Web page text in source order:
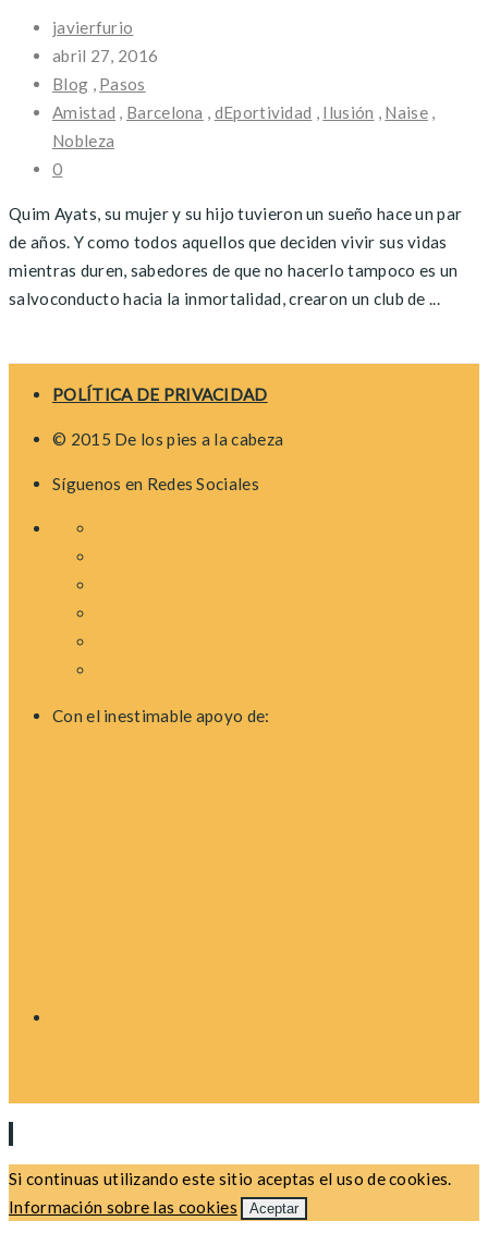
javierfurio
abril 27, 2016
Blog , Pasos
Amistad , Barcelona , dEportividad , Ilusión , Naise,
Nobleza
0
Quim Ayats, su mujer y su hijo tuvieron un sueño hace un par
de años. Y como todos aquellos que deciden vivir sus vidas
mientras duren, sabedores de que no hacerlo tampoco es un
salvoconducto hacia la inmortalidad, crearon un club de ...
navigation
POLÍTICA DE PRIVACIDAD
© 2015 De los pies a la cabeza
Síguenos en Redes Sociales
Con el inestimable apoyo de:
Si continuas utilizando este sitio aceptas el uso de cookies.
Información sobre las cookies
Aceptar